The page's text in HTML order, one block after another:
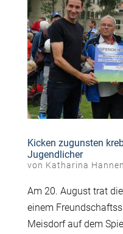
Kicken zugunsten
Jugendlicher
von Katharina
Am 20. August trat
einem
Meisdorf auf dem